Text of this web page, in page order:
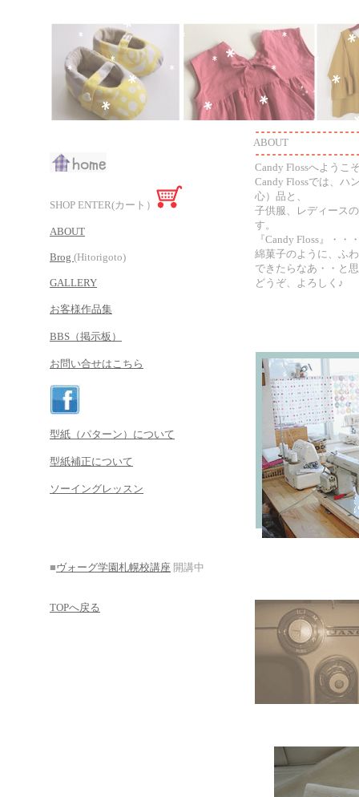
SHOP ENTER(カート）
ABOUT
Brog (Hitorigoto)
GALLERY
お客様作品集
BBS（掲示板）
お問い合せはこちら
型紙（パターン）について
型紙補正について
ソーイングレッスン
■ヴォーグ学園札幌校講座 開講中
TOPへ戻る
ABOUT
Candy Flossへようこ
Candy Flossでは、ハ
心）品と、
子供服、レディース
す。
『Candy Floss』・
綿菓子のように、ふ
できたらなあ・・と
どうぞ、よろしく♪